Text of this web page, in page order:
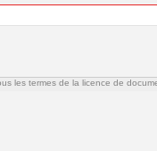
les termes de la licence de